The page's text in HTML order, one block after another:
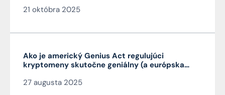
21 októbra 2025
Ako je americký Genius Act regulujúci
kryptomeny skutočne geniálny (a európska
27 augusta 2025